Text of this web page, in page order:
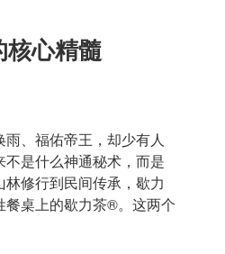
核心精髓
、福佑帝王，却少有人
是什么神通秘术，而是
修行到民间传承，歇力
餐桌上的歇力茶®️。这两个